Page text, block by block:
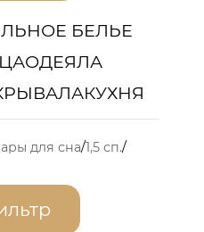
БЕЛЬЕ
ОДЕЯЛА
КУХНЯ
для сна 1,5 сп.